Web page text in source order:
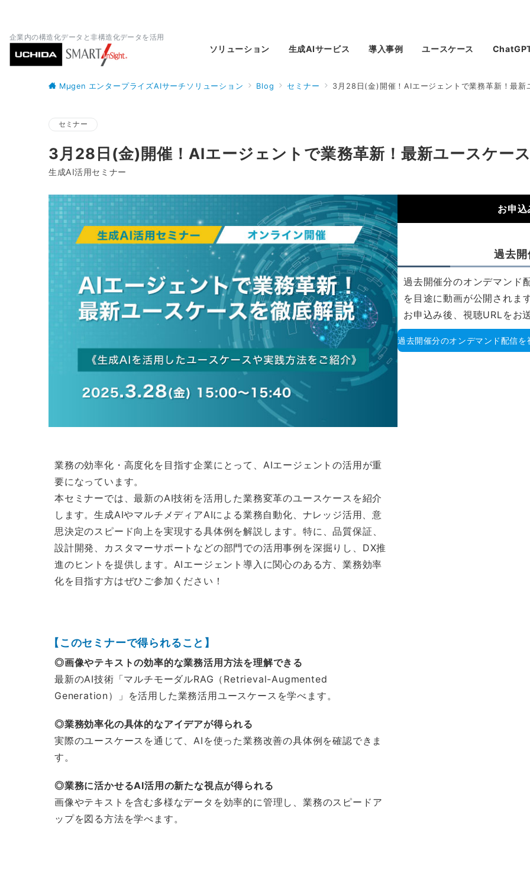
企業内の構造化データと非構造化データを活用
ソリューション 生成AIサービス 導入事例 ユースケース
Mµgen エンタープライズAIサーチソリューション Blog セミナー 3月28日(金)開催！AIエージェントで業務革新！最新
セミナー
3月28日(金)開催！AIエージェントで業務革新！最新ユースケー
生成AI活用セミナー
業務の効率化・高度化を目指す企業にとって、AIエージェントの活用が重
要になっています。
本セミナーでは、最新のAI技術を活用した業務変革のユースケースを紹介
します。生成AIやマルチメディアAIによる業務自動化、ナレッジ活用、意
思決定のスピード向上を実現する具体例を解説します。特に、品質保証、
設計開発、カスタマーサポートなどの部門での活用事例を深掘りし、DX推
進のヒントを提供します。AIエージェント導入に関心のある方、業務効率
化を目指す方はぜひご参加ください！
【このセミナーで得られること】
◎画像やテキストの効率的な業務活用方法を理解できる
最新のAI技術「マルチモーダルRAG（Retrieval-Augmented
Generation）」を活用した業務活用ユースケースを学べます。
◎業務効率化の具体的なアイデアが得られる
実際のユースケースを通じて、AIを使った業務改善の具体例を確認できま
す。
◎業務に活かせるAI活用の新たな視点が得られる
画像やテキストを含む多様なデータを効率的に管理し、業務のスピードア
ップを図る方法を学べます。
お申
過去
過去開催分のオンデマンド
を目途に動画が公開されます
お申込み後、視聴URLをお
過去開催分のオンデマンド配信を